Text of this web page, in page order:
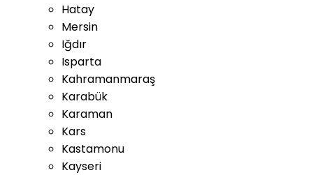
Hatay
Mersin
Iğdır
Isparta
Kahramanmaraş
Karabük
Karaman
Kars
Kastamonu
Kayseri